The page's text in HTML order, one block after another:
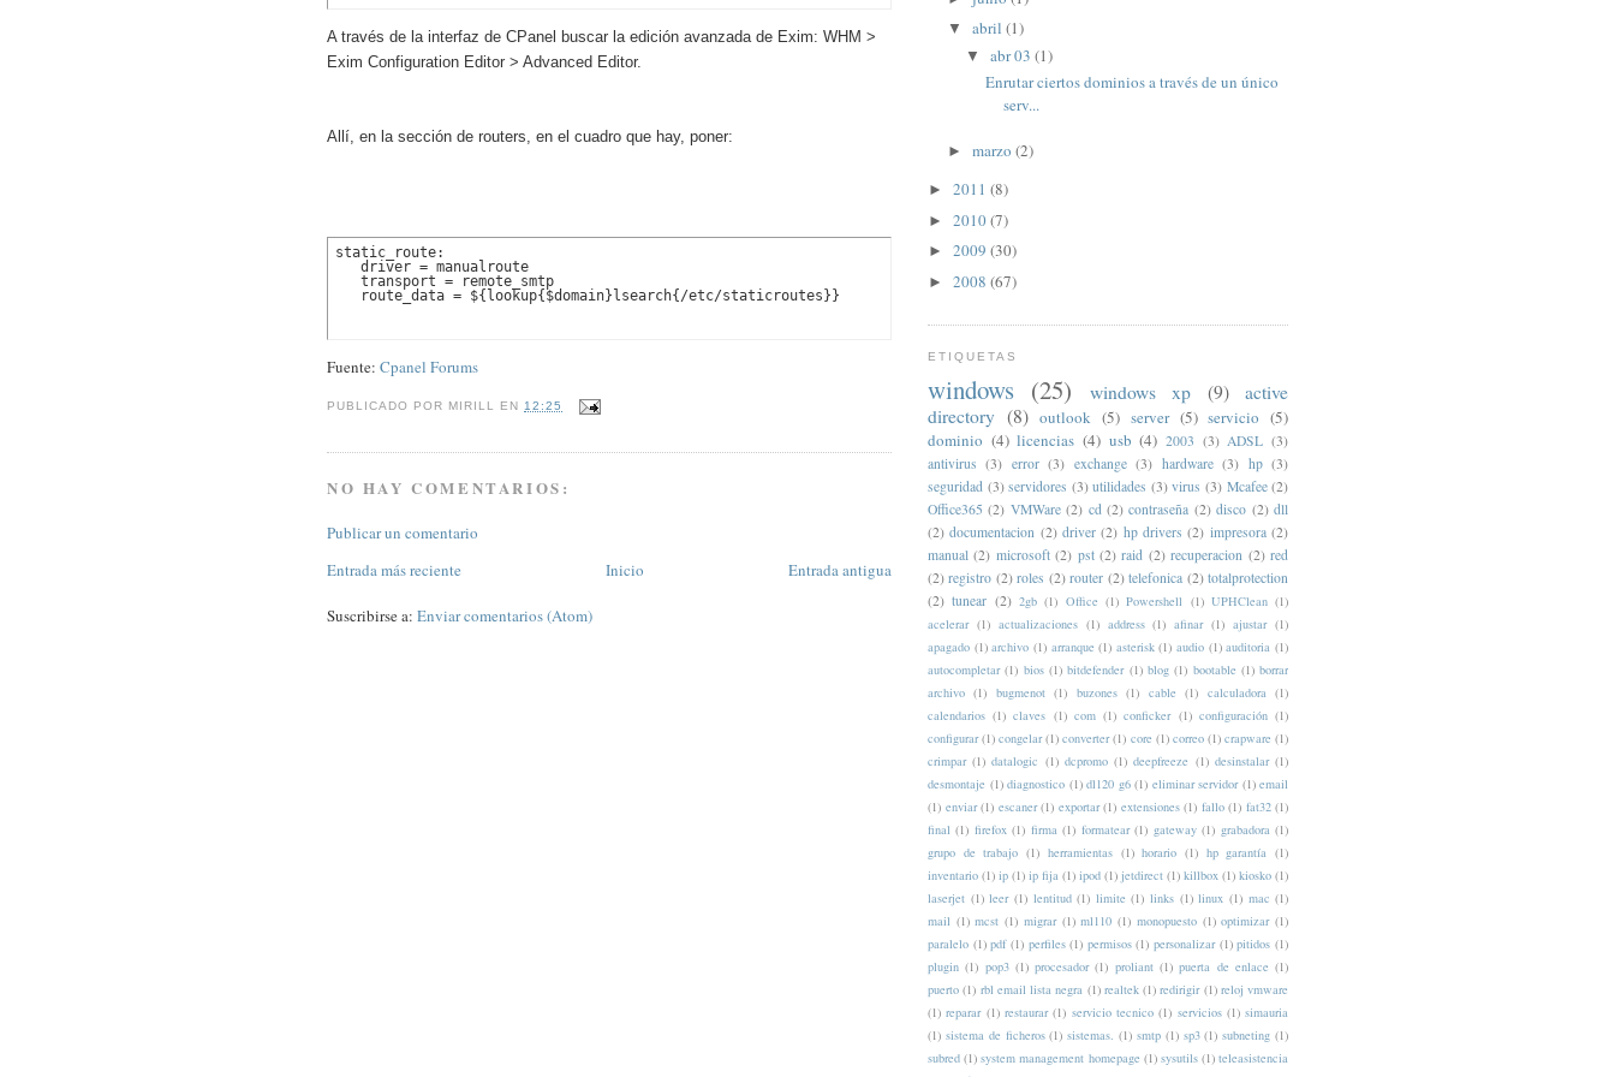
A través de la interfaz de CPanel buscar la edición avanzada de Exim: WHM >
Exim Configuration Editor > Advanced Editor.
Allí, en la sección de routers, en el cuadro que hay, poner:
static_route:
   driver = manualroute
   transport = remote_smtp
   route_data = ${lookup{$domain}lsearch{/etc/staticroutes}}
Fuente: Cpanel Forums
PUBLICADO POR MIRILL EN12:25
NO HAY COMENTARIOS:
Publicar un comentario
Entrada más reciente
Entrada antigua
Inicio
Suscribirse a: Enviar comentarios (Atom)
▼ abril (1)
▼abr 03(1)
Enrutar ciertos dominios a través de un único
serv...
► marzo (2)
► 2011 (8)
► 2010(7)
► 2009 (30)
► 2008 (67)
ETIQUETAS
windows (25) windows xp (9)
active
directory (8) outlook (5) server (5) servicio (5)
dominio (4) licencias (4) usb (4) 2003 (3) ADSL (3)
antivirus (3) error (3) exchange (3) hardware (3) hp (3)
seguridad (3) servidores (3) utilidades (3) virus (3) Mcafee (2)
Office365 (2) VMWare (2) cd (2) contraseña (2) disco (2) dll
(2) documentacion (2) driver (2) hp drivers (2) impresora (2)
manual (2) microsoft (2) pst (2) raid (2) recuperacion (2) red
(2) registro (2) roles (2) router (2) telefonica (2) totalprotection
(2) tunear (2) 2gb (1) Office (1) Powershell (1) UPHClean (1)
acelerar (1) actualizaciones (1) address (1) afinar (1) ajustar (1)
apagado (1) archivo (1) arranque (1) asterisk (1) audio (1) auditoria (1)
autocompletar (1) bios (1) bitdefender (1) blog (1) bootable (1) borrar
archivo (1) bugmenot (1) buzones (1) cable (1) calculadora (1)
calendarios (1) claves (1) com (1) conficker (1) configuración (1)
configurar (1) congelar (1) converter (1) core (1) correo (1) crapware (1)
crimpar (1) datalogic (1) dcpromo (1) deepfreeze (1) desinstalar (1)
desmontaje (1) diagnostico (1) dl120 g6 (1) eliminar servidor (1) email
(1) enviar (1) escaner (1) exportar (1) extensiones (1) fallo (1) fat32 (1)
final (1) firefox (1) firma (1) formatear (1) gateway (1) grabadora (1)
grupo de trabajo (1) herramientas (1) horario (1) hp garantía (1)
inventario (1) ip (1) ip fija (1) ipod (1) jetdirect (1) killbox (1) kiosko (1)
laserjet (1) leer (1) lentitud (1) limite (1) links (1) linux (1) mac (1)
mail (1) mcst (1) migrar (1) ml110 (1) monopuesto (1) optimizar (1)
paralelo (1) pdf (1) perfiles (1) permisos (1) personalizar (1) pitidos (1)
plugin (1) pop3 (1) procesador (1) proliant (1) puerta de enlace (1)
puerto (1) rbl email lista negra (1) realtek (1) redirigir (1) reloj vmware
(1) reparar (1) restaurar (1) servicio tecnico (1) servicios (1) simauria
(1) sistema de ficheros (1) sistemas. (1) smtp (1) sp3 (1) subneting (1)
subred (1) system management homepage (1) sysutils (1) teleasistencia